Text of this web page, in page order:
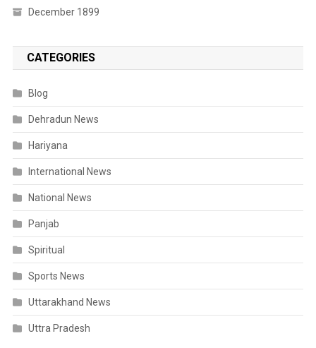
December 1899
CATEGORIES
Blog
Dehradun News
Hariyana
International News
National News
Panjab
Spiritual
Sports News
Uttarakhand News
Uttra Pradesh